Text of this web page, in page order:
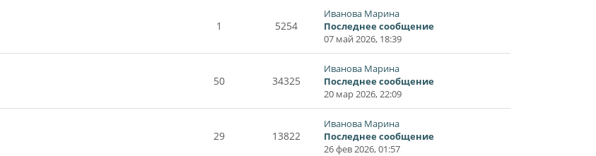
1 5254
Иванова Марина
Последнее сообщение
07 май 2026, 18:39
50 34325
Иванова Марина
Последнее сообщение
20 мар 2026, 22:09
29 13822
Иванова Марина
Последнее сообщение
26 фев 2026, 01:57